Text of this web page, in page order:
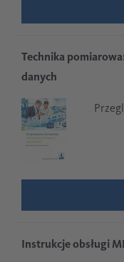
Technika
danych
Instrukcje obsługi